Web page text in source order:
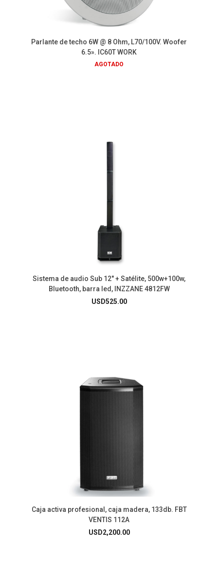
Parlante de techo 6W @ 8 Ohm, L70/100V. Woofer
6.5». IC60T WORK
AGOTADO
Sistema de audio Sub 12″ + Satélite, 500w+100w,
Bluetooth, barra led, INZZANE 4812FW
USD525.00
Caja activa profesional, caja madera, 133db. FBT
VENTIS 112A
USD2,200.00